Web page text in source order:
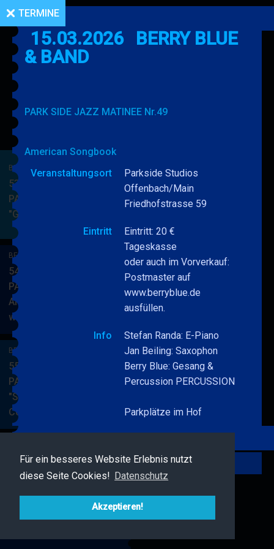
Für ein besseres Website Erlebnis nutzt
diese Seite Cookies! Datenschutz
Akzeptieren!
BERRY BLUE & BAND
53. JAZZ Matinee in den
PARKSIDE STUDIOS
"Gypsy Jazz"
BLUE
BERRY BLUE & BAND
54. JAZZ Matinee in den
PARKSIDE STUDIOS
American Songbook
wunderbare Musik
BLUE
BAND
BERRY BLUE & BAND
55. JAZZ Matinee in den
PARKSIDE STUDIOS
"Songs von Nat King
Cole"
BAND
BERRY BLUE & FRIENDS
Live Jazz im MAMPF
&
TERMINE
15.03.2026
BERRY BLUE
& BAND
PARK SIDE JAZZ MATINEE Nr.49
American Songbook
Veranstaltungsort
Parkside Studios
Offenbach/Main
Friedhofstrasse 59
Eintritt
Eintritt: 20 €
Tageskasse
oder auch im Vorverkauf:
Postmaster auf
www.berryblue.de
ausfüllen.
Info
Stefan Randa: E-Piano
Jan Beiling: Saxophon
Berry Blue: Gesang &
Percussion PERCUSSION
Parkplätze im Hof
Zurück